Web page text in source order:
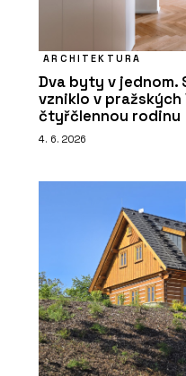
ARCHITEKTURA
Dva byty v jednom.
vzniklo v
čtyřčlennou rodinu
4. 6. 2026